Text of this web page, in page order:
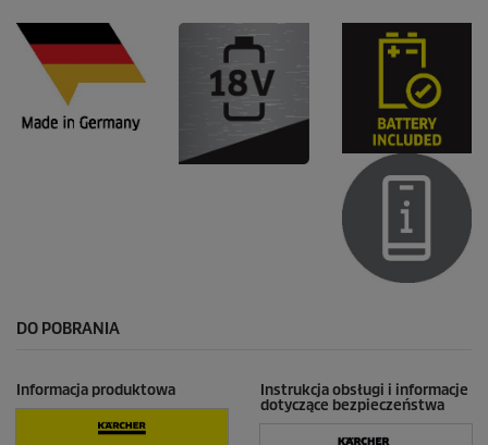
DO POBRANIA
Informacja produktowa
Instrukcja obsługi i informacje
dotyczące bezpieczeństwa